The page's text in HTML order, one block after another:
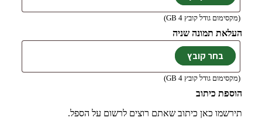
(מקסימום גודל קובץ 4 GB)
העלאת תמונה שניה
(מקסימום גודל קובץ 4 GB)
הוספת כיתוב
תירשמו כאן כיתוב שאתם רוצים לרשום על הספל.